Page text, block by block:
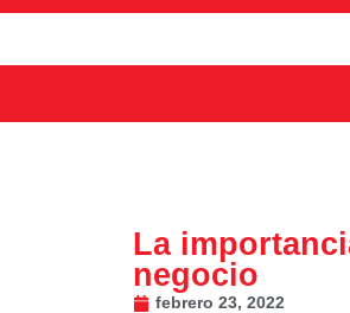
La
negocio
febrero 23, 2022